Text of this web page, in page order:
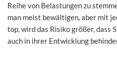
Reihe von Belastungen zu
man meist bewältigen, aber mit
top, wird das Risiko größer, dass
auch in ihrer Entwicklung